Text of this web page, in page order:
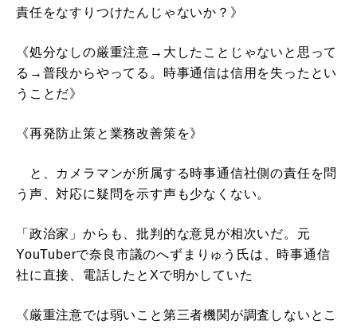
責任をなすりつけたんじゃないか？》
《処分なしの厳重注意→大したことじゃないと思って
る→普段からやってる。時事通信は信用を失ったとい
うことだ》
《再発防止策と業務改善策を》
と、カメラマンが所属する時事通信社側の責任を問
う声、対応に疑問を示す声も少なくない。
「政治家」からも、批判的な意見が相次いだ。元
YouTuberで奈良市議のへずまりゅう氏は、時事通信
社に直接、電話したとXで明かしていた
《厳重注意では弱いこと第三者機関が調査しないとこ